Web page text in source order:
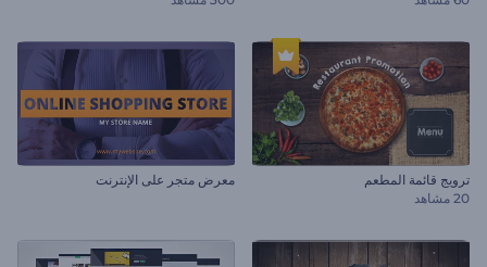
ترويج قائمة المطعم
20 مشاهد
معرض متجر على الإنترنت